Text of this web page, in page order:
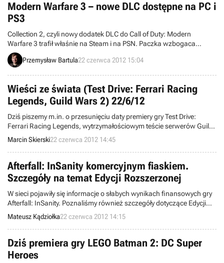
graczy.
Modern Warfare 3 – nowe DLC dostępne na PC i
PS3
Collection 2, czyli nowy dodatek DLC do Call of Duty: Modern
Warfare 3 trafił właśnie na Steam i na PSN. Paczka wzbogaca
Przemysław Bartula22 czerwca 2012 15:04
Wieści ze świata (Test Drive: Ferrari Racing
Legends, Guild Wars 2) 22/6/12
Dziś piszemy m.in. o przesunięciu daty premiery gry Test Drive:
Ferrari Racing Legends, wytrzymałościowym teście serwerów Guild
Wars 2, zdementowaniu plotek na temat Oddworld: Stranger's
Wrath HD w wersji na Xboksa 360, a także pracach nad strzelaniną
Homefront 2. Witamy w wieściach ze świata - codziennej porcji
krótkich wiadomości.
Marcin Skierski22 czerwca 2012 14:45
Afterfall: InSanity komercyjnym fiaskiem.
Szczegóły na temat Edycji Rozszerzonej
W sieci pojawiły się informacje o słabych wynikach finansowych gry
Afterfall: InSanity. Poznaliśmy również szczegóły dotyczące Edycji
Rozszerzonej polskiego survival horroru, a twórcy udostępnili filmik
prezentujący nową wersję tytułu.
Mateusz Kądziołka22 czerwca 2012 14:15
Dziś premiera gry LEGO Batman 2: DC Super
Heroes